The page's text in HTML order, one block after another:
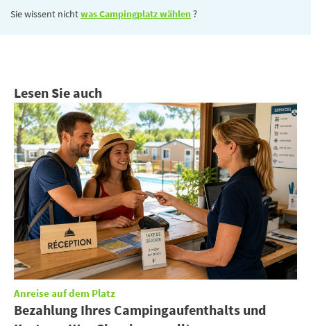
Sie wissent nichtwas Campingplatz wählen?
Lesen Sie auch
Anreise auf dem Platz
Bezahlung Ihres Campingaufenthalts und